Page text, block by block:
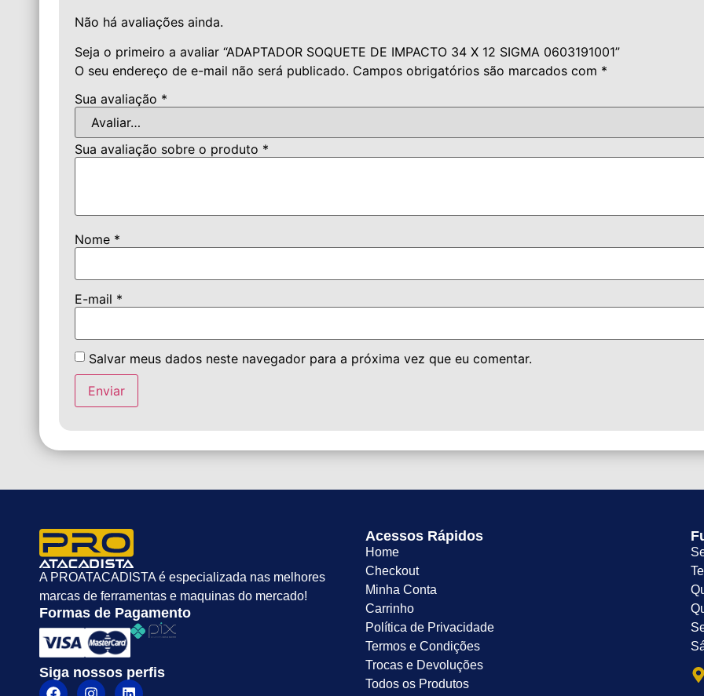
Não há avaliações ainda.
Seja o primeiro a avaliar “ADAPTADOR SOQUETE DE IMPACTO 34 X 12 SIGMA 0603191001”
O seu endereço de e-mail não será publicado. Campos obrigatórios são marcados com *
Sua avaliação *
Sua avaliação sobre o produto *
Nome *
E-mail *
Salvar meus dados neste navegador para a próxima vez que eu comentar.
A PROATACADISTA é especializada nas melhores
marcas de ferramentas e maquinas do mercado!
Formas de Pagamento
Siga nossos perfis
Acessos Rápidos
Home
Checkout
Minha Conta
Carrinho
Política de Privacidade
Termos e Condições
Trocas e Devoluções
Todos os Produtos